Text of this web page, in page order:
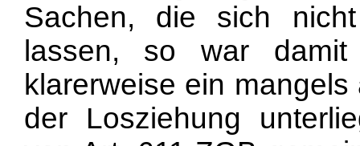
Sachen, die sich
lassen, so war damit
klarerweise ein
der Losziehung